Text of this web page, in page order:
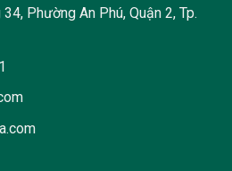
Phường An Phú, Quận 2, Tp.